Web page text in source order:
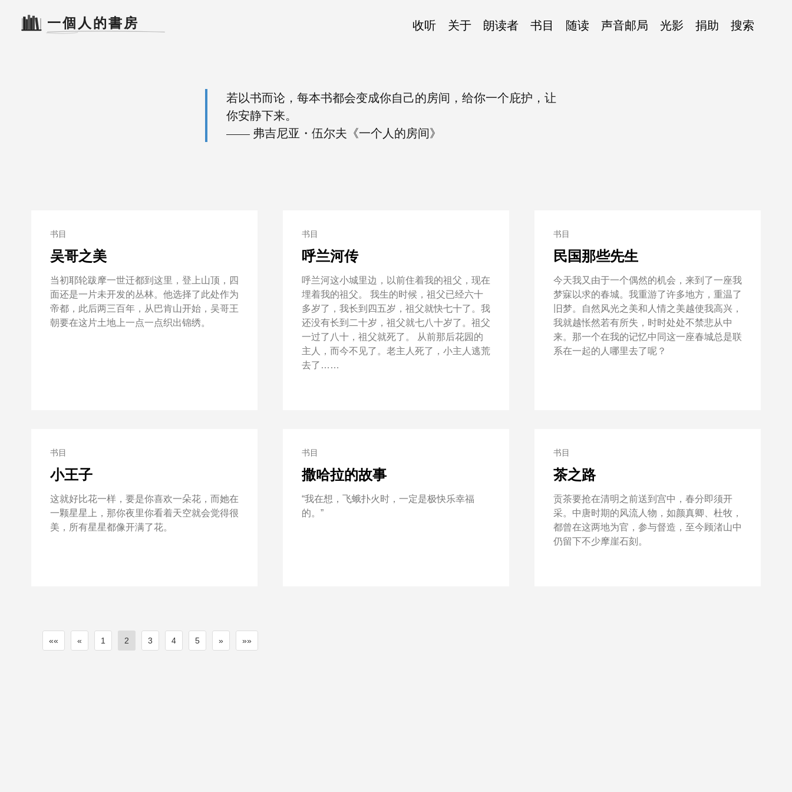
收听 关于 朗读者 书目 随读 声音邮局 光影 捐助 搜索
若以书而论，每本书都会变成你自己的房间，给你一个庇护，让
你安静下来。
—— 弗吉尼亚・伍尔夫《一个人的房间》
书目
吴哥之美
当初耶轮跋摩一世迁都到这里，登上山顶，四
面还是一片未开发的丛林。他选择了此处作为
帝都，此后两三百年，从巴肯山开始，吴哥王
朝要在这片土地上一点一点织出锦绣。
书目
呼兰河传
呼兰河这小城里边，以前住着我的祖父，现在
埋着我的祖父。 我生的时候，祖父已经六十
多岁了，我长到四五岁，祖父就快七十了。我
还没有长到二十岁，祖父就七八十岁了。祖父
一过了八十，祖父就死了。 从前那后花园的
主人，而今不见了。老主人死了，小主人逃荒
去了……
书目
民国那些先生
今天我又由于一个偶然的机会，来到了一座我
梦寐以求的春城。我重游了许多地方，重温了
旧梦。自然风光之美和人情之美越使我高兴，
我就越怅然若有所失，时时处处不禁悲从中
来。那一个在我的记忆中同这一座春城总是联
系在一起的人哪里去了呢？
书目
小王子
这就好比花一样，要是你喜欢一朵花，而她在
一颗星星上，那你夜里你看着天空就会觉得很
美，所有星星都像开满了花。
书目
撒哈拉的故事
“我在想，飞蛾扑火时，一定是极快乐幸福
的。”
书目
茶之路
贡茶要抢在清明之前送到宫中，春分即须开
采。中唐时期的风流人物，如颜真卿、杜牧，
都曾在这两地为官，参与督造，至今顾渚山中
仍留下不少摩崖石刻。
«« « 1 2 3 4 5 » »»